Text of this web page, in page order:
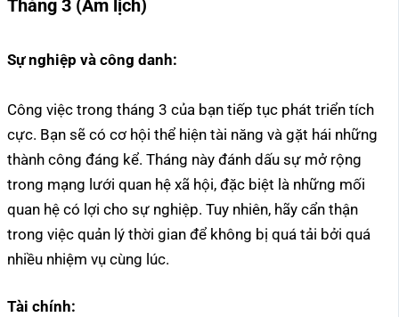
Tháng 3 (Âm lịch)
Sự nghiệp và công danh:
Công việc trong tháng 3 của bạn tiếp tục phát triển tích
cực. Bạn sẽ có cơ hội thể hiện tài năng và gặt hái những
thành công đáng kể. Tháng này đánh dấu sự mở rộng
trong mạng lưới quan hệ xã hội, đặc biệt là những mối
quan hệ có lợi cho sự nghiệp. Tuy nhiên, hãy cẩn thận
trong việc quản lý thời gian để không bị quá tải bởi quá
nhiều nhiệm vụ cùng lúc.
Tài chính: